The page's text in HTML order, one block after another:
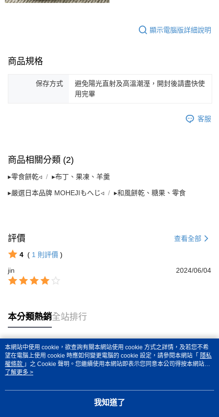
５．嚴禁一人註冊多個帳號或使用他人資訊註冊。若發現惡意使用之情形，
顯示電腦版詳細說明
商品規格
保存方式
避免陽光直射及高溫潮溼，開封後請盡快使
用完畢
客服
商品相關分類 (2)
▸零食餅乾◃ ▸布丁、果凍、羊羹
▸嚴選日本品牌 MOHEJIもへじ◃ ▸和風餅乾、糖果、零食
評價 查看全部
4 ( 1 則評價 )
jin
2024/06/04
本分類熱銷全站排行
熱門標籤
本網站中使用 cookie，欲查詢有關本網站使用 cookie 方式之詳情，及若您不希
望在電腦上使用 cookie 時應如何變更電腦的 cookie 設定，請參閱本網站「 隱私
權條款 」之 Cookie 聲明。您繼續使用本網站即表示您同意本公司得按本網站使
用條款之 Cookie 聲明使用 cookie。
了解更多 >
我知道了